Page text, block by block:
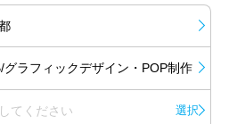
グラフィックデザイン・POP制作
てください 選択